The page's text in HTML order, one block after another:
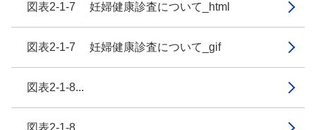
図表2-1-7 妊婦健康診査について_html
図表2-1-7 妊婦健康診査について_gif
図表2-1-8...
図表2-1-8...